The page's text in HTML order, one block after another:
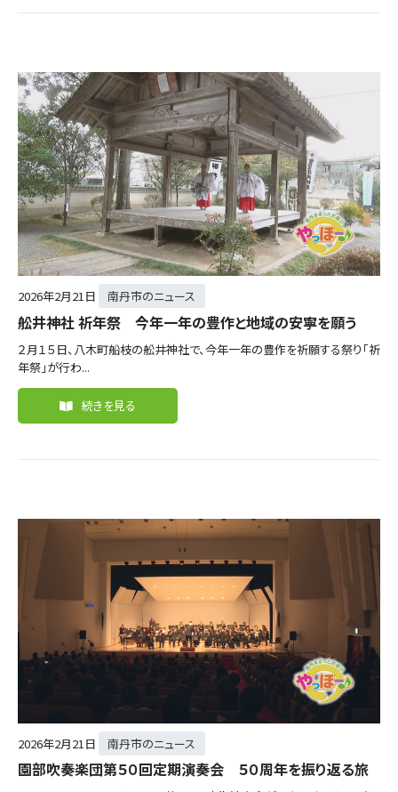
2026年2月21日 南丹市のニュース
舩井神社 祈年祭 今年一年の豊作と地域の安寧を願う
２月１５日、八木町船枝の舩井神社で、今年一年の豊作を祈願する祭り「祈
年祭」が行わ...
続きを見る
2026年2月21日 南丹市のニュース
園部吹奏楽団第５０回定期演奏会 ５０周年を振り返る旅